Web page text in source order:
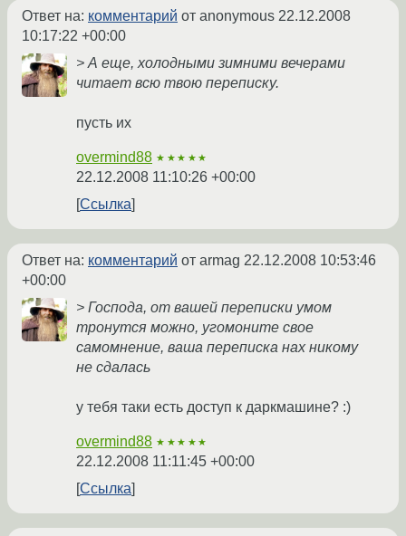
Ответ на: комментарий от anonymous 22.12.2008
10:17:22 +00:00
> А еще, холодными зимними вечерами
читает всю твою переписку.
пусть их
overmind88 ★★★★★
22.12.2008 11:10:26 +00:00
Ссылка
Ответ на: комментарий от armag 22.12.2008 10:53:46
+00:00
> Господа, от вашей переписки умом
тронутся можно, угомоните свое
самомнение, ваша переписка нах никому
не сдалась
у тебя таки есть доступ к даркмашине? :)
overmind88 ★★★★★
22.12.2008 11:11:45 +00:00
Ссылка